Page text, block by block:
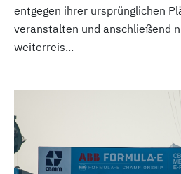
entgegen ihrer ursprünglichen
veranstalten und anschließend
weiterreis...